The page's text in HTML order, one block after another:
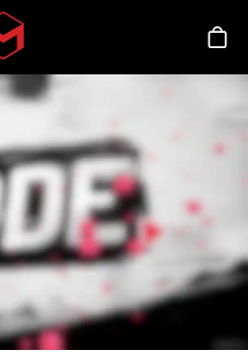
Skip to main content